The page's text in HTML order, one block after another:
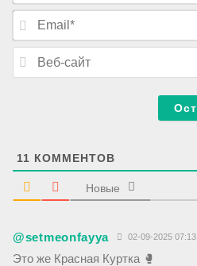
11 КОММЕНТОВ
Новые
@setmeonfayya 02-09-2025 07:13
Это же Красная Куртка 🥊